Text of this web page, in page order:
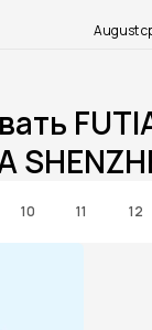
August
10 11 12